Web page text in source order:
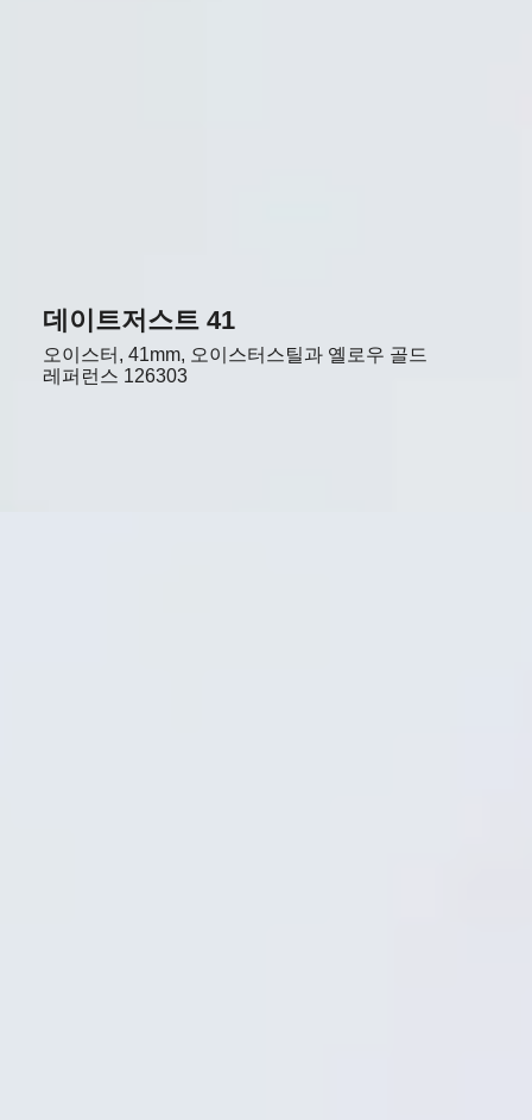
데이트저스트 41
오이스터, 41mm, 오이스터스틸과 옐로우 골드
레퍼런스 126303